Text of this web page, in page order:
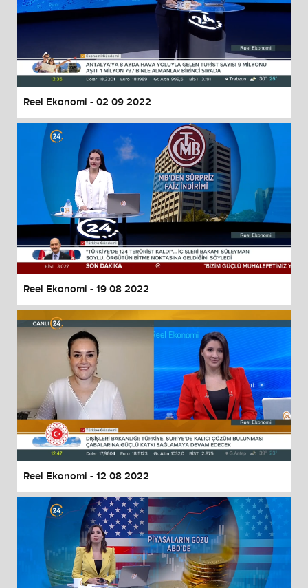
Reel Ekonomi - 02 09 2022
Reel Ekonomi - 19 08 2022
Reel Ekonomi - 12 08 2022